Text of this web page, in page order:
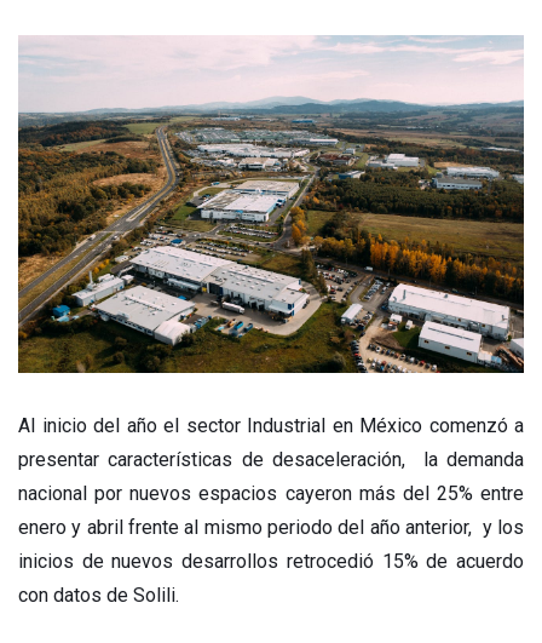
Al inicio del año el sector Industrial en México comenzó a
presentar características de desaceleración, la demanda
nacional por nuevos espacios cayeron más del 25% entre
enero y abril frente al mismo periodo del año anterior, y los
inicios de nuevos desarrollos retrocedió 15% de acuerdo
con datos de Solili.